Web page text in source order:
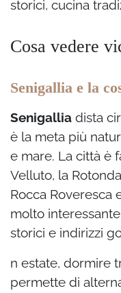
storici, cucina
Cosa vedere
Senigallia e la
Senigallia dista
è la meta più
e mare. La città è
Velluto, la
Rocca Roveresca
molto
storici e indirizzi
n estate, dormire
permette di